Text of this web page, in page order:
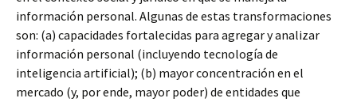
información personal. Algunas de estas transformaciones
son: (a) capacidades fortalecidas para agregar y analizar
información personal (incluyendo tecnología de
inteligencia artificial); (b) mayor concentración en el
mercado (y, por ende, mayor poder) de entidades que